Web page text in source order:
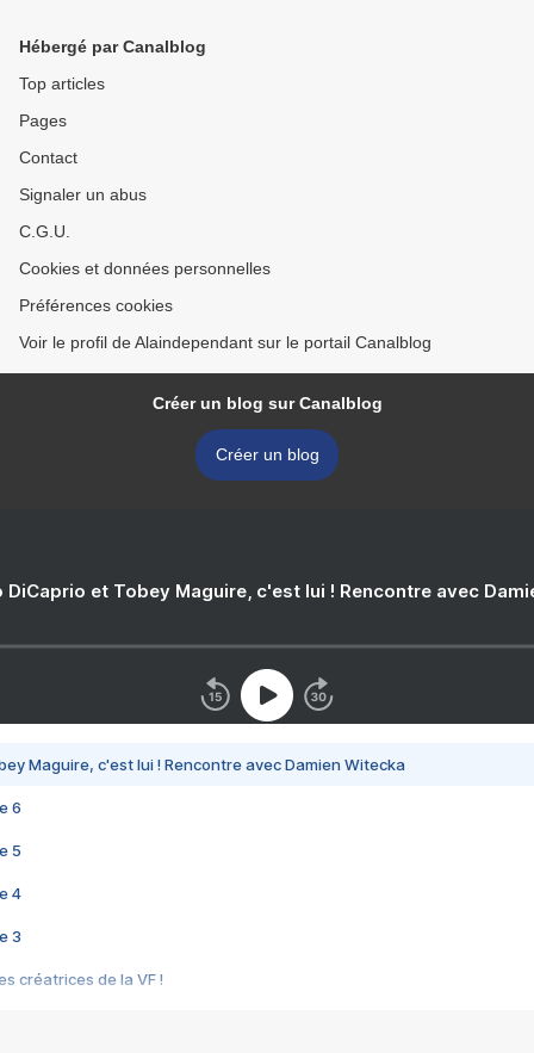
Hébergé par Canalblog
Top articles
Pages
Contact
Signaler un abus
C.G.U.
Cookies et données personnelles
Préférences cookies
Voir le profil de Alaindependant sur le portail Canalblog
Créer un blog sur Canalblog
Créer un blog
DiCaprio et Tobey Maguire, c'est lui ! Rencontre avec
Maguire, c'est lui ! Rencontre avec Damien Witecka
6
5
4
3
créatrices de la VF !